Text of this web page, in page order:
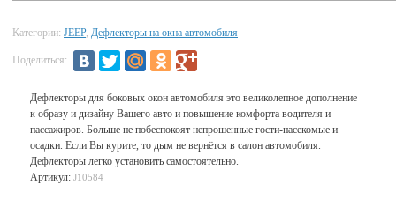
Категории: JEEP, Дефлекторы на окна автомобиля
Поделиться:
Дефлекторы для боковых окон автомобиля это великолепное дополнение
к образу и дизайну Вашего авто и повышение комфорта водителя и
пассажиров. Больше не побеспокоят непрошенные гости-насекомые и
осадки. Если Вы курите, то дым не вернётся в салон автомобиля.
Дефлекторы легко установить самостоятельно.
Артикул: J10584